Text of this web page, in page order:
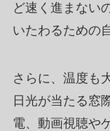
ど速く進まない
いたわるための
さらに、温度も
日光が当たる窓
電、動画視聴や